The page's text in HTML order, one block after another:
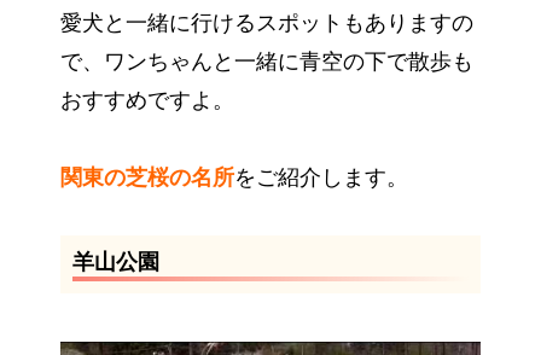
愛犬と一緒に行けるスポットもありますの
で、ワンちゃんと一緒に青空の下で散歩も
おすすめですよ。
関東の芝桜の名所をご紹介します。
羊山公園